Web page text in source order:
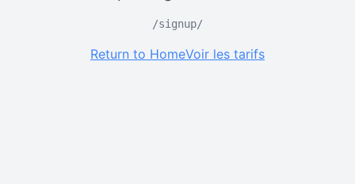
/signup/
Return to HomeVoir les tarifs